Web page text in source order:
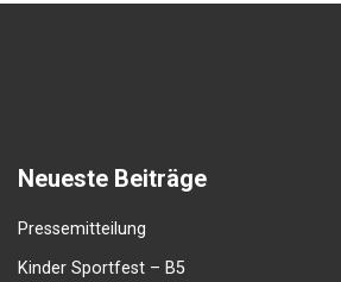
Neueste Beiträge
Pressemitteilung
Kinder Sportfest – B5